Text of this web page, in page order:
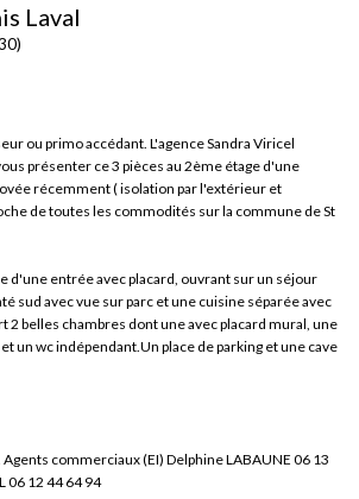
Laval
ou primo accédant. L'agence Sandra Viricel
présenter ce 3 pièces au 2ème étage d'une
récemment ( isolation par l'extérieur et
de toutes les commodités sur la commune de St
d'une entrée avec placard, ouvrant sur un séjour
sud avec vue sur parc et une cuisine séparée avec
2 belles chambres dont une avec placard mural, une
un wc indépendant.Un place de parking et une cave
commerciaux (EI) Delphine LABAUNE 06 13
06 12 44 64 94